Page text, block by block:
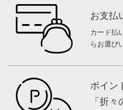
お支払
カード払
らお選び
ポイン
「折